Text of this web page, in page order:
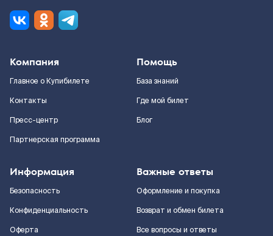
Компания
Главное о Купибилете
Контакты
Пресс-центр
Партнерская программа
Помощь
База знаний
Где мой билет
Блог
Информация
Безопасность
Конфиденциальность
Оферта
Важные ответы
Оформление и покупка
Возврат и обмен билета
Все вопросы и ответы